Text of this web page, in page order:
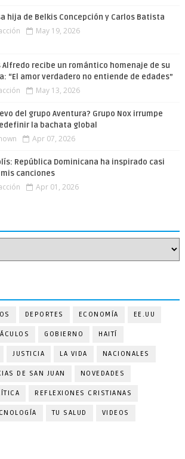
hija de Belkis Concepción y Carlos Batista
May 19, 2026
Alfredo recibe un romántico homenaje de su
“El amor verdadero no entiende de edades”
May 13, 2026
del grupo Aventura? Grupo Nox irrumpe
la bachata global
Apr 07, 2026
República Dominicana ha inspirado casi
canciones
Apr 01, 2026
DEPORTES ECONOMÍA EE.UU
GOBIERNO HAITÍ
JUSTICIA LA VIDA NACIONALES
DE SAN JUAN NOVEDADES
REFLEXIONES CRISTIANAS
TU SALUD VIDEOS